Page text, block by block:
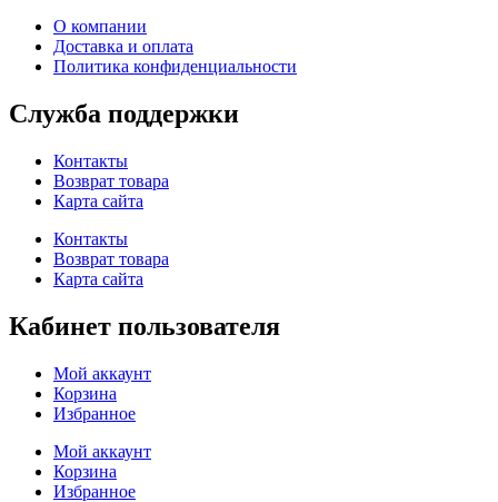
О компании
Доставка и оплата
Политика конфиденциальности
Служба поддержки
Контакты
Возврат товара
Карта сайта
Контакты
Возврат товара
Карта сайта
Кабинет пользователя
Мой аккаунт
Корзина
Избранное
Мой аккаунт
Корзина
Избранное